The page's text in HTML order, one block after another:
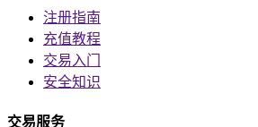
注册指南
充值教程
交易入门
安全知识
交易服务